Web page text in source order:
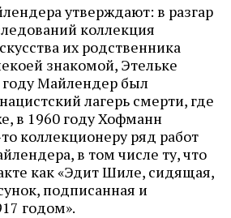
утверждают: в разгар
коллекция
их родственника
знакомой, Этельке
Майлендер был
лагерь смерти, где
в 1960 году Хофманн
коллекционеру ряд работ
в том числе ту, что
как «Эдит Шиле, сидящая,
подписанная и
годом».